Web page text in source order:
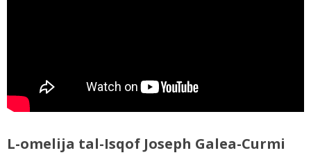
L-omelija tal-Isqof Joseph Galea-Curmi